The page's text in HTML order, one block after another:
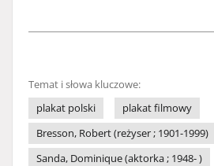
Temat i słowa kluczowe:
plakat polski
plakat filmowy
Bresson, Robert (reżyser ; 1901-1999)
Sanda, Dominique (aktorka ; 1948- )